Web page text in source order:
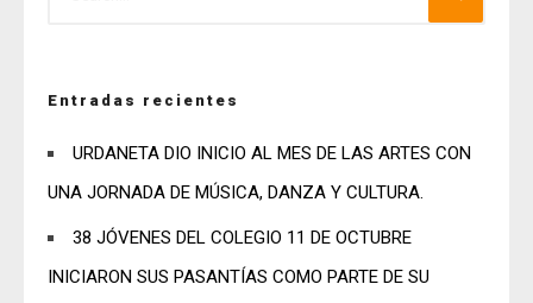
Entradas recientes
URDANETA DIO INICIO AL MES DE LAS ARTES CON
UNA JORNADA DE MÚSICA, DANZA Y CULTURA.
38 JÓVENES DEL COLEGIO 11 DE OCTUBRE
INICIARON SUS PASANTÍAS COMO PARTE DE SU